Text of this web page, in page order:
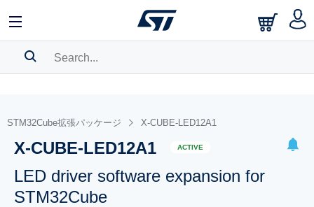
BOOKMARK
Pleaselog in to show your saved searches.
STM32Cube拡張パッケージ X-CUBE-LED12A1
X-CUBE-LED12A1 ACTIVE
LED driver software expansion for
STM32Cube